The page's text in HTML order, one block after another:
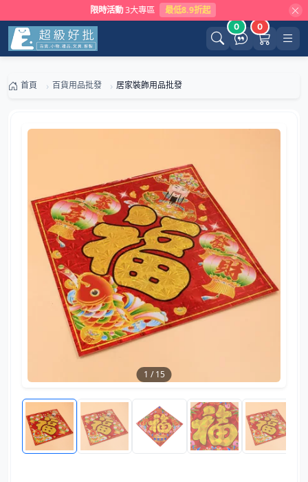
限時活動 3大專區 最低8.9折起
0 0
首頁 百貨用品批發 居家裝飾用品批發
1 /15